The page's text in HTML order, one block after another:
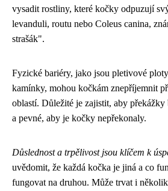
vysadit rostliny, které kočky odpuzují
levanduli, routu nebo Coleus canina,
strašák".
Fyzické bariéry, jako jsou pletivové
kamínky, mohou kočkám znepříjemnit
oblastí. Důležité je zajistit, aby překážky
a pevné, aby je kočky nepřekonaly.
Důslednost a trpělivost jsou klíčem k
uvědomit, že každá kočka je jiná a co
fungovat na druhou. Může trvat i